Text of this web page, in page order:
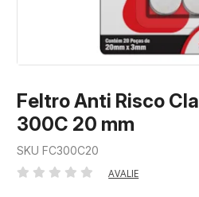
Feltro Anti Risco
300C 20 mm
SKU FC300C20
AVALIE